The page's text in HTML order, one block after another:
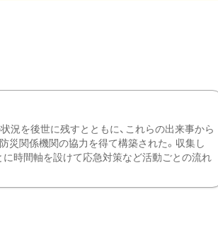
況を後世に残すとともに、これらの出来事から
災関係機関の協力を得て構築された。収集し
時間軸を設けて応急対策など活動ごとの流れ